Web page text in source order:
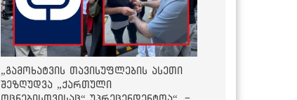
„გამოხატვის თავისუფლების ასეთი
შეზღუდვა „ქართული
ოცნებისთვისაც“ უპრეცენდენტოა“, -